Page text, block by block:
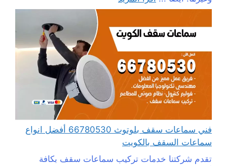
فني سماعات سقف بلوتوث 66780530 أفضل انواع
سماعات السقف بالكويت
تقدم شركتنا خدمات تركيب سماعات سقف بكافة